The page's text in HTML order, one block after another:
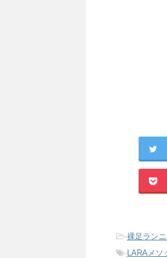
-裸足ラン
-LARAメソ